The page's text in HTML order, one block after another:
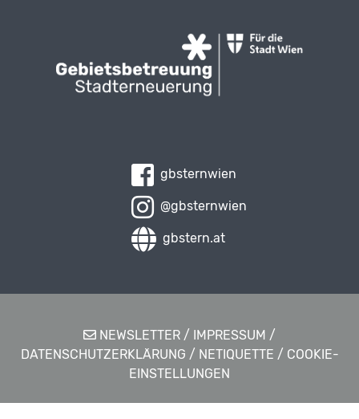
gbsternwien
@gbsternwien
gbstern.at
NEWSLETTER / IMPRESSUM /
DATENSCHUTZERKLÄRUNG / NETIQUETTE / COOKIE-
EINSTELLUNGEN